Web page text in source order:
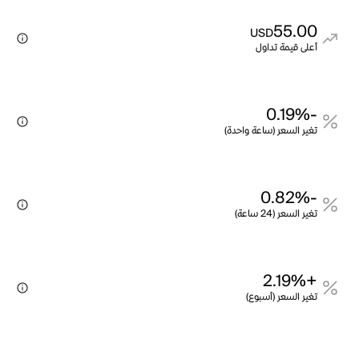
55.00
USD
أعلى قيمة تداول
-0.19%
تغير السعر (ساعة واحدة)
-0.82%
تغير السعر (24 ساعة)
+2.19%
تغير السعر (أسبوع)